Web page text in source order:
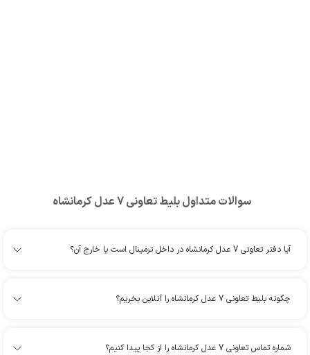
سوالات متداول بلیطتعاونی 7 عدل کرمانشاه
آیا دفتر تعاونی 7 عدل کرمانشاه در داخل ترمینال است یا خارج آن؟
چگونه بلیط تعاونی 7 عدل کرمانشاه را آنلاین بخریم؟
شماره تماس تعاونی 7 عدل کرمانشاه را از کجا پیدا کنیم؟